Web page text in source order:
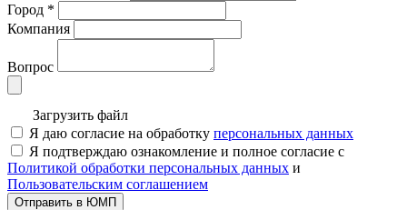
Город *
Компания
Вопрос
Загрузить файл
Я даю согласие на обработку персональных данных
Я подтверждаю ознакомление и полное согласие с
Политикой обработки персональных данных и
Пользовательским соглашением
Отправить в ЮМП